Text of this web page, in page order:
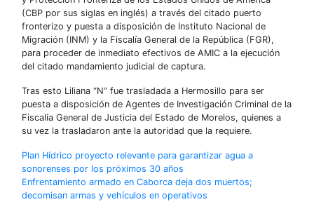
(CBP por sus siglas en inglés) a través del citado puerto
fronterizo y puesta a disposición de Instituto Nacional de
Migración (INM) y la Fiscalía General de la República (FGR),
para proceder de inmediato efectivos de AMIC a la ejecución
del citado mandamiento judicial de captura.
Tras esto Liliana “N” fue trasladada a Hermosillo para ser
puesta a disposición de Agentes de Investigación Criminal de la
Fiscalía General de Justicia del Estado de Morelos, quienes a
su vez la trasladaron ante la autoridad que la requiere.
Navegación
de
Plan Hídrico proyecto relevante para garantizar agua a
sonorenses por los próximos 30 años
Enfrentamiento armado en Caborca deja dos muertos;
decomisan armas y vehículos en operativos